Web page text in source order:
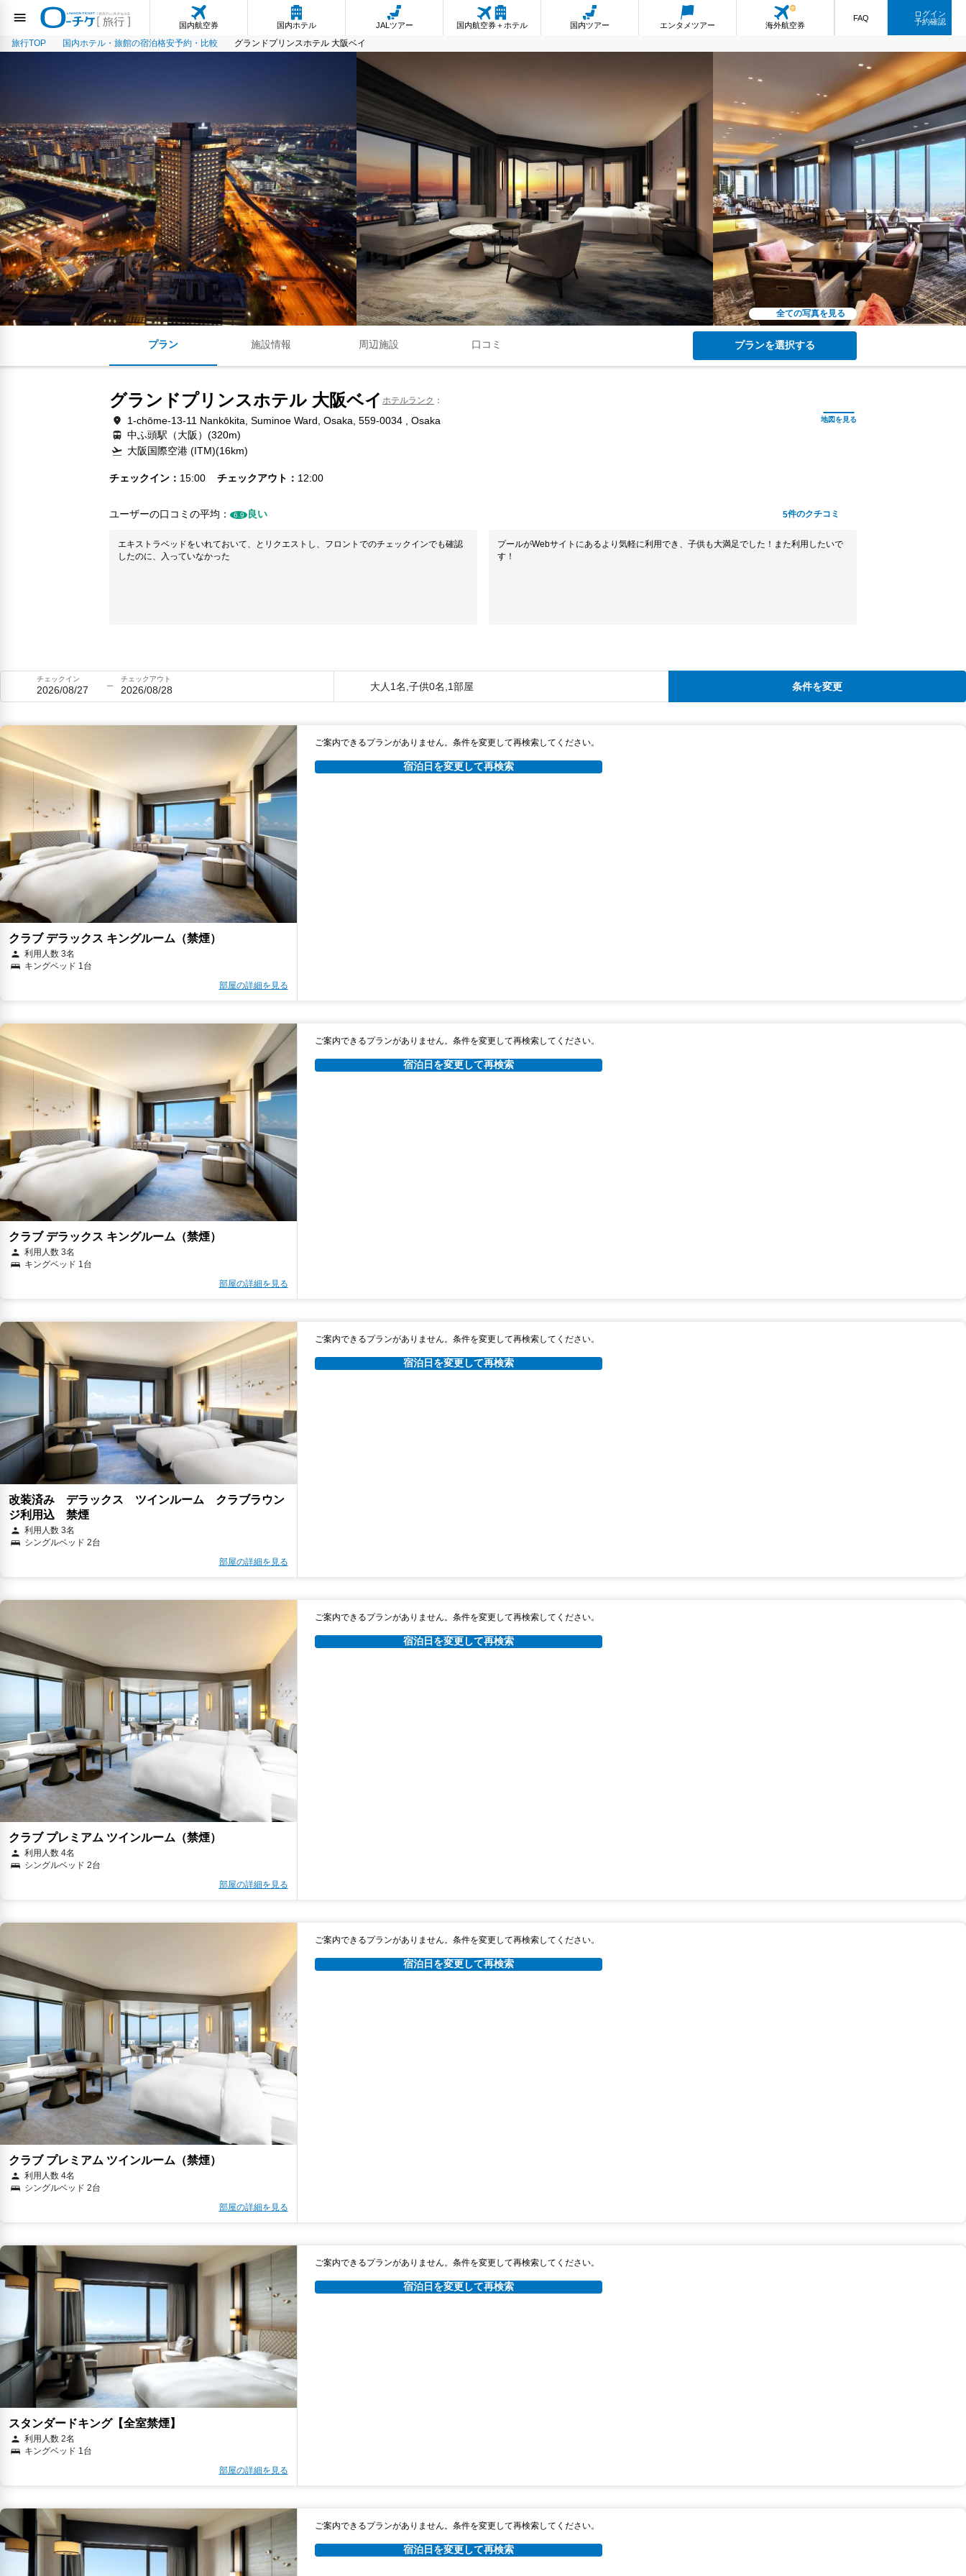
国内航空券 国内ホテル JALツアー 国内航空券＋ホテル 国内ツアー エンタメツアー 海外航空券
FAQ
ログイン
予約確認
旅行TOP 国内ホテル・旅館の宿泊格安予約・比較 グランドプリンスホテル 大阪ベイ
全ての写真を見る
プラン 施設情報 周辺施設 口コミ プランを選択する
グランドプリンスホテル 大阪ベイ ホテルランク
1-chōme-13-11 Nankōkita, Suminoe Ward, Osaka, 559-0034 , Osaka
中ふ頭駅（大阪）(320m)
大阪国際空港 (ITM)(16km)
チェックイン 15:00 チェックアウト 12:00
ユーザーの口コミの平均： 6.9 良い 5件のクチコミ
エキストラベッドをいれておいて、とリクエストし、フロントでのチェックインでも確認
したのに、入っていなかった
プールがWebサイトにあるより気軽に利用でき、子供も大満足でした！また利用したいで
す！
チェックイン
2026/08/27
チェックアウト
2026/08/28 大人1名,子供0名,1部屋 条件を変更
クラブ デラックス キングルーム（禁煙）
利用人数 3名
キングベッド 1台
部屋の詳細を見る
ご案内できるプランがありません。条件を変更して再検索してください。
宿泊日を変更して再検索
クラブ デラックス キングルーム（禁煙）
利用人数 3名
キングベッド 1台
部屋の詳細を見る
ご案内できるプランがありません。条件を変更して再検索してください。
宿泊日を変更して再検索
改装済み デラックス ツインルーム クラブラウン
ジ利用込 禁煙
利用人数 3名
シングルベッド 2台
部屋の詳細を見る
ご案内できるプランがありません。条件を変更して再検索してください。
宿泊日を変更して再検索
クラブ プレミアム ツインルーム（禁煙）
利用人数 4名
シングルベッド 2台
部屋の詳細を見る
ご案内できるプランがありません。条件を変更して再検索してください。
宿泊日を変更して再検索
クラブ プレミアム ツインルーム（禁煙）
利用人数 4名
シングルベッド 2台
部屋の詳細を見る
ご案内できるプランがありません。条件を変更して再検索してください。
宿泊日を変更して再検索
スタンダードキング【全室禁煙】
利用人数 2名
キングベッド 1台
部屋の詳細を見る
ご案内できるプランがありません。条件を変更して再検索してください。
宿泊日を変更して再検索
ご案内できるプランがありません。条件を変更して再検索してください。
宿泊日を変更して再検索